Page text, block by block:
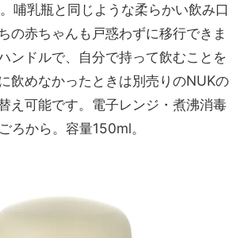
哺乳瓶と同じような柔らかい飲み口
の赤ちゃんも戸惑わずに移行できま
ンドルで、自分で持って飲むことを
飲めなかったときは別売りのNUKの
え可能です。電子レンジ・煮沸消毒
ろから。容量150ml。